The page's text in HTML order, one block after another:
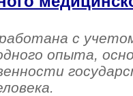
с
опыта,